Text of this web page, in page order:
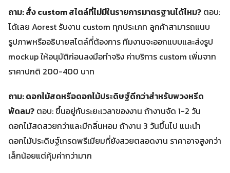
ถาม: สั่ง custom สไตล์ที่ไม่มีในรายการมาตรฐานได้ไหม? ตอบ:
ได้เลย Aorest รับงาน custom ทุกประเภท ลูกค้าสามารถแนบ
รูปภาพหรืออธิบายสไตล์ที่ต้องการ ทีมงานจะออกแบบและส่งรูป
mockup ให้อนุมัติก่อนลงมือทำจริง ค่าบริการ custom เพิ่มจาก
ราคาปกติ 200-400 บาท
ถาม: ดอกไม้สดหรือดอกไม้ประดิษฐ์ดีกว่าสำหรับพวงหรีด
พัดลม? ตอบ: ขึ้นอยู่กับระยะเวลาของงาน ถ้างานจัด 1-2 วัน
ดอกไม้สดสวยกว่าและมีกลิ่นหอม ถ้างาน 3 วันขึ้นไป แนะนำ
ดอกไม้ประดิษฐ์เกรดพรีเมียมที่ยังสวยตลอดงาน ราคาอาจสูงกว่า
เล็กน้อยแต่คุ้มค่ากว่ามาก